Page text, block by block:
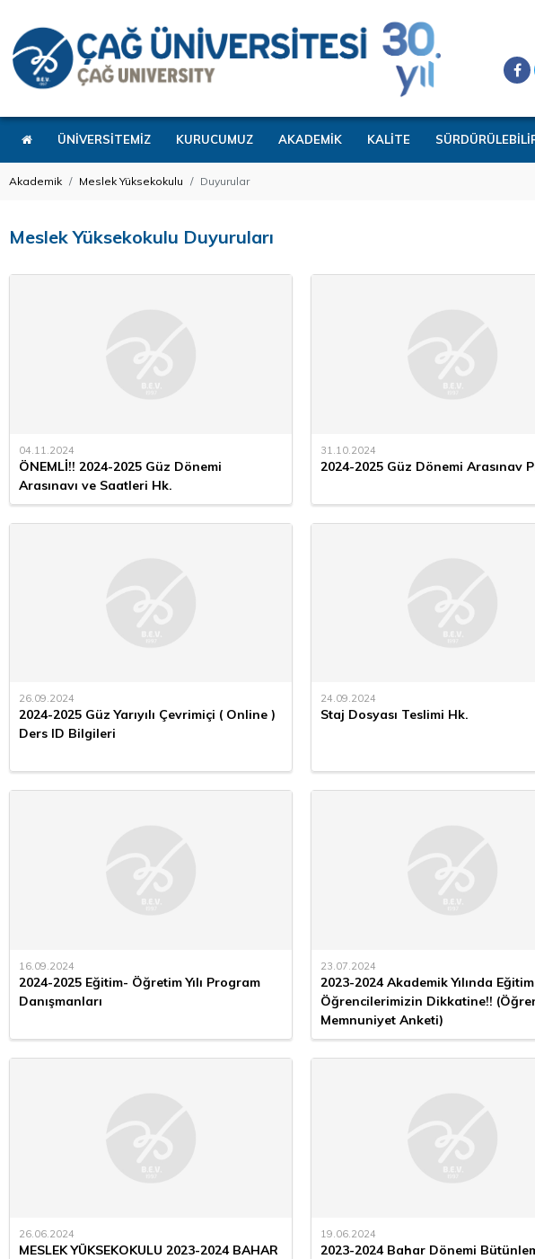
ÜNİVERSİTEMİZ KURUCUMUZ AKADEMİK KALİTE
Akademik Meslek Yüksekokulu Duyurular
Meslek Yüksekokulu Duyuruları
04.11.2024
ÖNEMLİ!! 2024-2025 Güz Dönemi
Arasınavı ve Saatleri Hk.
31.10.2024
2024-2025 Güz Dönemi Arasınav
26.09.2024
2024-2025 Güz Yarıyılı Çevrimiçi ( Online )
Ders ID Bilgileri
24.09.2024
Staj Dosyası Teslimi Hk.
16.09.2024
2024-2025 Eğitim- Öğretim Yılı Program
Danışmanları
23.07.2024
2023-2024 Akademik Yılında
Öğrencilerimizin Dikkatine!!
Memnuniyet Anketi)
26.06.2024
MESLEK YÜKSEKOKULU 2023-2024 BAHAR
19.06.2024
2023-2024 Bahar Dönemi